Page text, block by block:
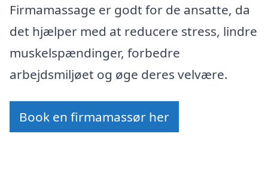
Firmamassage er godt for de ansatte, da
det hjælper med at reducere stress, lindre
muskelspændinger, forbedre
arbejdsmiljøet og øge deres velvære.
Book en firmamassør her